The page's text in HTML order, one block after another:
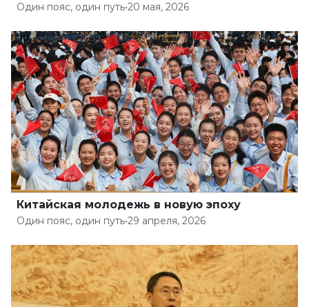
Один пояс, один путь•20 мая, 2026
Китайская молодежь в новую эпоху
Один пояс, один путь•29 апреля, 2026